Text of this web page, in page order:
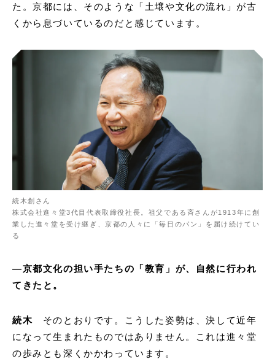
た。京都には、そのような「土壌や文化の流れ」が古
くから息づいているのだと感じています。
続木創さん
株式会社進々堂3代目代表取締役社長。祖父である斉さんが1913年に創
業した進々堂を受け継ぎ、京都の人々に「毎日のパン」を届け続けてい
る
—京都文化の担い手たちの「教育」が、自然に行われ
てきたと。
続木
そのとおりです。こうした姿勢は、決して近年
になって生まれたものではありません。これは進々堂
の歩みとも深くかかわっています。